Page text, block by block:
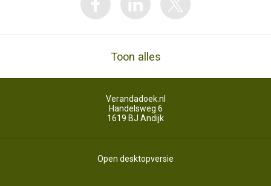
Toon alles
Verandadoek.nl
Handelsweg 6
1619 BJ Andijk
Open desktopversie